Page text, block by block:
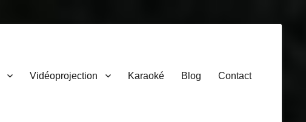
Vidéoprojection Karaoké Blog Contact